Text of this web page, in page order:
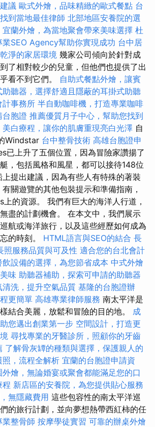
議 歐式外燴，品味精緻的歐式餐點 台
到當地最佳律師 北部地區安養院的選
宜蘭外燴，為當地聚會帶來美味選擇 杜
業SEO Agency幫助你實現成功 台中居
淨的家居環境 幾家公司傾向於針對成
了相對較少的兒童，但他們也提供了出
看不到它們。
自助式餐點外燴，讓賓
助聽器，選擇舒適且隱蔽的耳掛式助聽
計事務所 半自動咖啡機，打造專業咖啡
台胞證 推薦優質月子中心，幫助您找到
美白療程，讓你的肌膚重現亮白光澤 自
Windstar 台中整骨技術 高雄台胞證申
已上升了五個位置，因為冒險家讚揚了
，包括風格和風星，都可以接待148位
提出建議，因為有些人有特殊的著裝
關遊覽的其他包裝提示和準備指南，
的資源。 我們有巨大的海洋人行道，
盡的計劃機會。 在本文中，我們展示
航或海洋旅行，以及這些經歷如何成為
的時刻。 HTML語言與SEO的結合 長
照服務品質與可及性 適合您的台北會計
飲設備的選擇，為您節省成本 中式外燴
味 助聽器補助，探索可申請的助聽器
清洗，提升空氣品質 基隆的台胞證辦
更簡單 高雄專業律師服務 南太平洋是
結合美麗，放鬆和冒險的目的地。 成
您邁出創業第一步 空間設計，打造更
尋找專業的牙醫診所，照顧你的牙齒
了解骨灰罈的種類與選擇，保護親人的
照，流程全解析 宜蘭的台胞證申請資
外燴，無論婚宴或聚會都能滿足您的口
程 新店區的安養院，為您提供貼心服務
無隱藏費用 這些包容性的南太平洋巡
的旅行計劃，並向夢想熱帶西紅柿的任
業整骨師 按摩學徒實習 可靠的辦桌外燴